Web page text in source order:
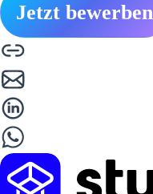
Jetzt bewerben